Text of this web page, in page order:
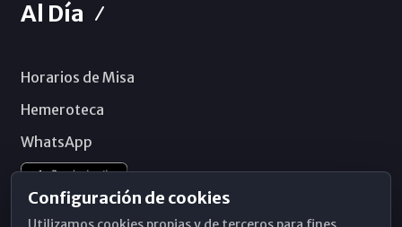
Al Día
Horarios de Misa
Hemeroteca
WhatsApp
Configuración de cookies